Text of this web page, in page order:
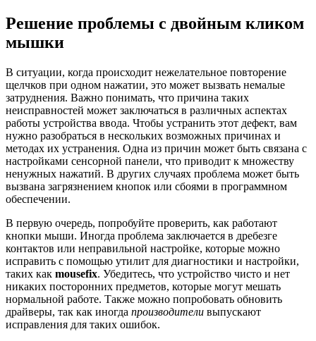
Решение проблемы с двойным кликом
мышки
В ситуации, когда происходит нежелательное повторение
щелчков при одном нажатии, это может вызвать немалые
затруднения. Важно понимать, что причина таких
неисправностей может заключаться в различных аспектах
работы устройства ввода. Чтобы устранить этот дефект, вам
нужно разобраться в нескольких возможных причинах и
методах их устранения. Одна из причин может быть связана с
настройками сенсорной панели, что приводит к множеству
ненужных нажатий. В других случаях проблема может быть
вызвана загрязнением кнопок или сбоями в программном
обеспечении.
В первую очередь, попробуйте проверить, как работают
кнопки мыши. Иногда проблема заключается в дребезге
контактов или неправильной настройке, которые можно
исправить с помощью утилит для диагностики и настройки,
таких как mousefix. Убедитесь, что устройство чисто и нет
никаких посторонних предметов, которые могут мешать
нормальной работе. Также можно попробовать обновить
драйверы, так как иногда производители выпускают
исправления для таких ошибок.